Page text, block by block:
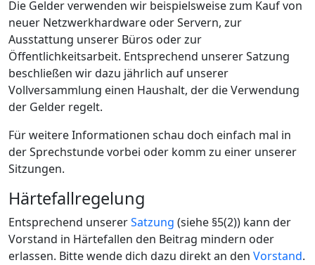
Die Gelder verwenden wir beispielsweise zum Kauf von
neuer Netzwerkhardware oder Servern, zur
Ausstattung unserer Büros oder zur
Öffentlichkeitsarbeit. Entsprechend unserer Satzung
beschließen wir dazu jährlich auf unserer
Vollversammlung einen Haushalt, der die Verwendung
der Gelder regelt.
Für weitere Informationen schau doch einfach mal in
der Sprechstunde vorbei oder komm zu einer unserer
Sitzungen.
Härtefallregelung
Entsprechend unsererSatzung (siehe §5(2)) kann der
Vorstand in Härtefallen den Beitrag mindern oder
erlassen. Bitte wende dich dazu direkt an den Vorstand.